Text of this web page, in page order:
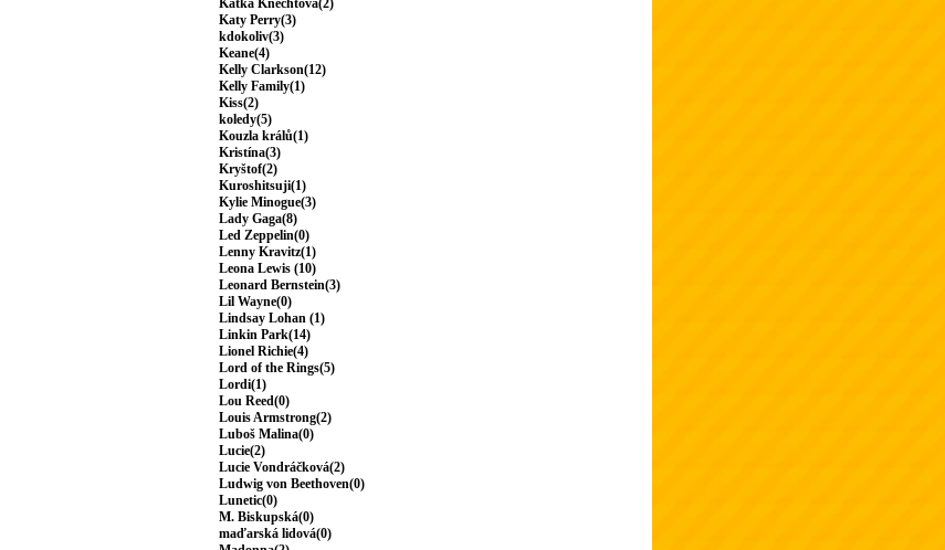
Katka Knechtová(2)
Katy Perry(3)
kdokoliv(3)
Keane(4)
Kelly Clarkson(12)
Kelly Family(1)
Kiss(2)
koledy(5)
Kouzla králů(1)
Kristína(3)
Kryštof(2)
Kuroshitsuji(1)
Kylie Minogue(3)
Lady Gaga(8)
Led Zeppelin(0)
Lenny Kravitz(1)
Leona Lewis (10)
Leonard Bernstein(3)
Lil Wayne(0)
Lindsay Lohan (1)
Linkin Park(14)
Lionel Richie(4)
Lord of the Rings(5)
Lordi(1)
Lou Reed(0)
Louis Armstrong(2)
Luboš Malina(0)
Lucie(2)
Lucie Vondráčková(2)
Ludwig von Beethoven(0)
Lunetic(0)
M. Biskupská(0)
maďarská lidová(0)